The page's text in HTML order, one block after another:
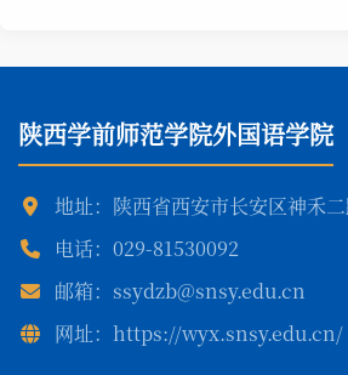
陕西学前师范学院外国语学院
地址：陕西省西安市长安区神禾
电话：029-81530092
邮箱：ssydzb@snsy.edu.cn
网址：https://wyx.snsy.edu.cn/